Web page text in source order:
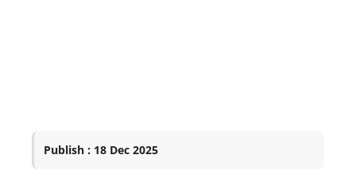
Publish : 18 Dec 2025